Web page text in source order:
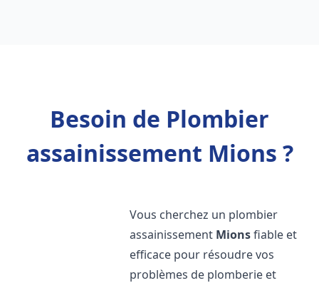
Besoin de Plombier
assainissement Mions ?
Vous cherchez un plombier
assainissement Mionsfiable et
efficace pour résoudre vos
problèmes de plomberie et